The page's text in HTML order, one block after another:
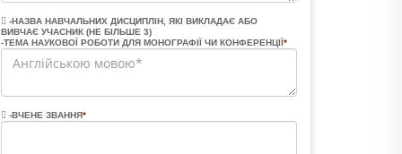
-НАЗВА НАВЧАЛЬНИХ ДИСЦИПЛІН, ЯКІ ВИКЛАДАЄ АБО
ВИВЧАЄ УЧАСНИК (НЕ БІЛЬШЕ 3)
-ТЕМА НАУКОВОЇ РОБОТИ ДЛЯ МОНОГРАФІЇ ЧИ КОНФЕРЕНЦІЇ*
-ВЧЕНЕ ЗВАННЯ*